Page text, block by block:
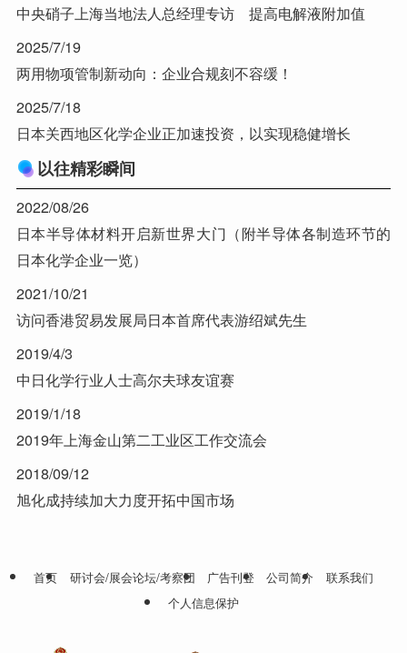
中央硝子上海当地法人总经理专访 提高电解液附加值
2025/7/19
两用物项管制新动向：企业合规刻不容缓！
2025/7/18
日本关西地区化学企业正加速投资，以实现稳健增长
以往精彩瞬间
2022/08/26
日本半导体材料开启新世界大门（附半导体各制造环节的
日本化学企业一览）
2021/10/21
访问香港贸易发展局日本首席代表游绍斌先生
2019/4/3
中日化学行业人士高尔夫球友谊赛
2019/1/18
2019年上海金山第二工业区工作交流会
2018/09/12
旭化成持续加大力度开拓中国市场
首页 研讨会/展会论坛/考察团 广告刊登 公司简介
联系我们
个人信息保护